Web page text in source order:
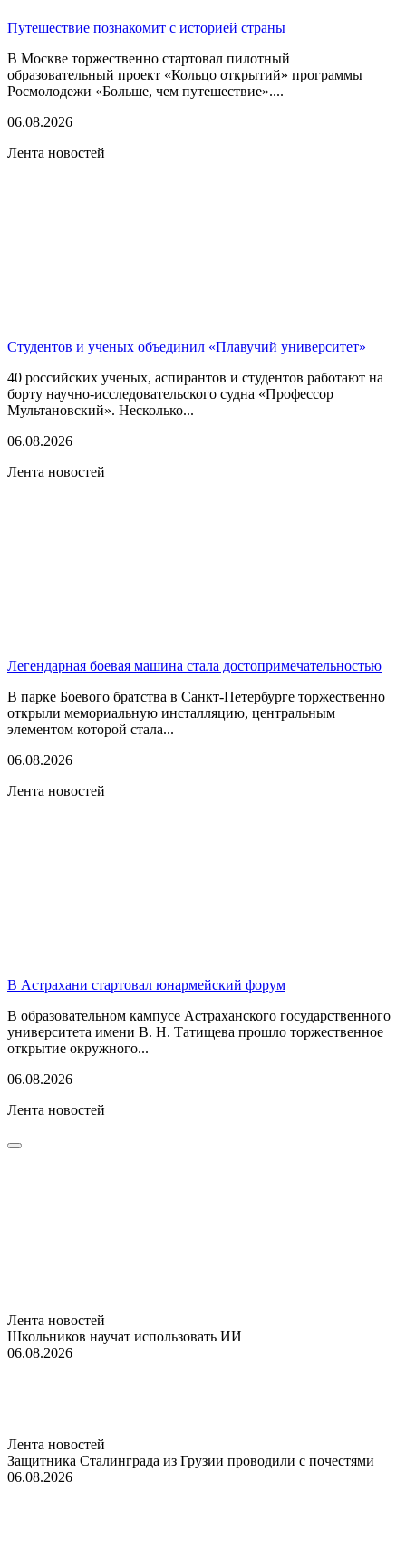
Путешествие познакомит с историей страны
В Москве торжественно стартовал пилотный
образовательный проект «Кольцо открытий» программы
Росмолодежи «Больше, чем путешествие»....
06.08.2026
Лента новостей
Студентов и ученых объединил «Плавучий университет»
40 российских ученых, аспирантов и студентов работают на
борту научно-исследовательского судна «Профессор
Мультановский». Несколько...
06.08.2026
Лента новостей
Легендарная боевая машина стала достопримечательностью
В парке Боевого братства в Санкт-Петербурге торжественно
открыли мемориальную инсталляцию, центральным
элементом которой стала...
06.08.2026
Лента новостей
В Астрахани стартовал юнармейский форум
В образовательном кампусе Астраханского государственного
университета имени В. Н. Татищева прошло торжественное
открытие окружного...
06.08.2026
Лента новостей
Лента новостей
Школьников научат использовать ИИ
06.08.2026
Лента новостей
Защитника Сталинграда из Грузии проводили с почестями
06.08.2026